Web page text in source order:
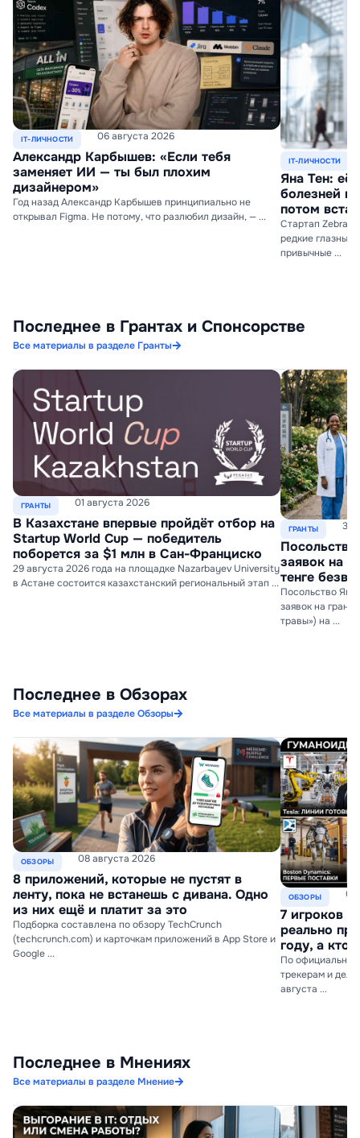
IT-ЛИЧНОСТИ 06 августа 2026
Александр Карбышев: «Если тебя
заменяет ИИ — ты был плохим
дизайнером»
Год назад Александр Карбышев принципиально не
открывал Figma. Не потому, что разлюбил дизайн, — ...
IT-ЛИЧНОСТИ
Яна Тен: её
болезней
потом
Стартап
редкие глазные
привычные ...
Последнее в Грантах и Спонсорстве
Все материалы в разделе Гранты
ГРАНТЫ 01 августа 2026
В Казахстане впервые пройдёт отбор на
Startup World Cup — победитель
поборется за $1 млн в Сан-Франциско
29 августа 2026 года на площадке Nazarbayev University
в Астане состоится казахстанский региональный этап ...
ГРАНТЫ 31
заявок на
тенге
Посольство
заявок на
травы») на ...
Последнее в Обзорах
Все материалы в разделе Обзоры
ОБЗОРЫ 08 августа 2026
8 приложений, которые не пустят в
ленту, пока не встанешь с дивана. Одно
из них ещё и платит за это
Подборка составлена по обзору TechCrunch
(techcrunch.com) и карточкам приложений в App Store и
Google ...
ОБЗОРЫ 07
7 игроков
реально
году, а кто
По
трекерам и
августа ...
Последнее в Мнениях
Все материалы в разделе Мнение